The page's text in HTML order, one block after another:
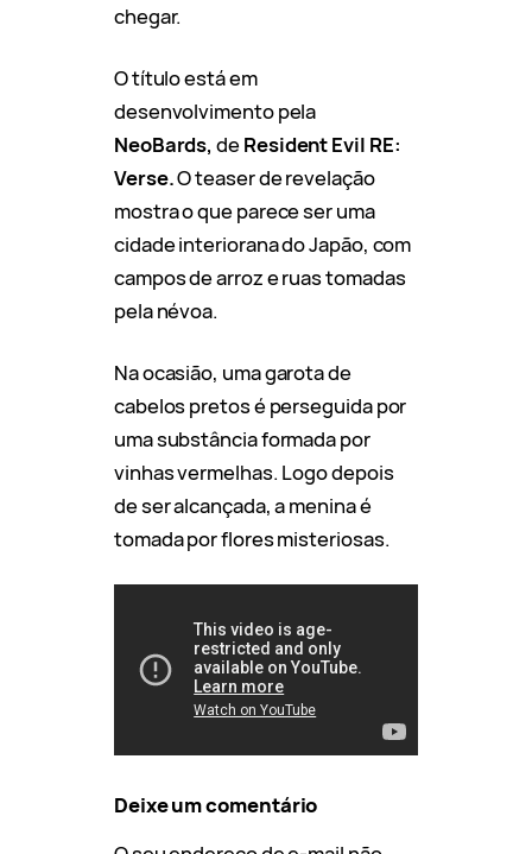
chegar.
O título está em
desenvolvimento pela
NeoBards, deResident Evil RE:
Verse.O teaser de revelação
mostra o que parece ser uma
cidade interiorana do Japão, com
campos de arroz e ruas tomadas
pela névoa.
Na ocasião, uma garota de
cabelos pretos é perseguida por
uma substância formada por
vinhas vermelhas. Logo depois
de ser alcançada, a menina é
tomada por flores misteriosas.
Deixe um comentário